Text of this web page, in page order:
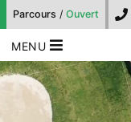
Parcours / Ouvert
MENU